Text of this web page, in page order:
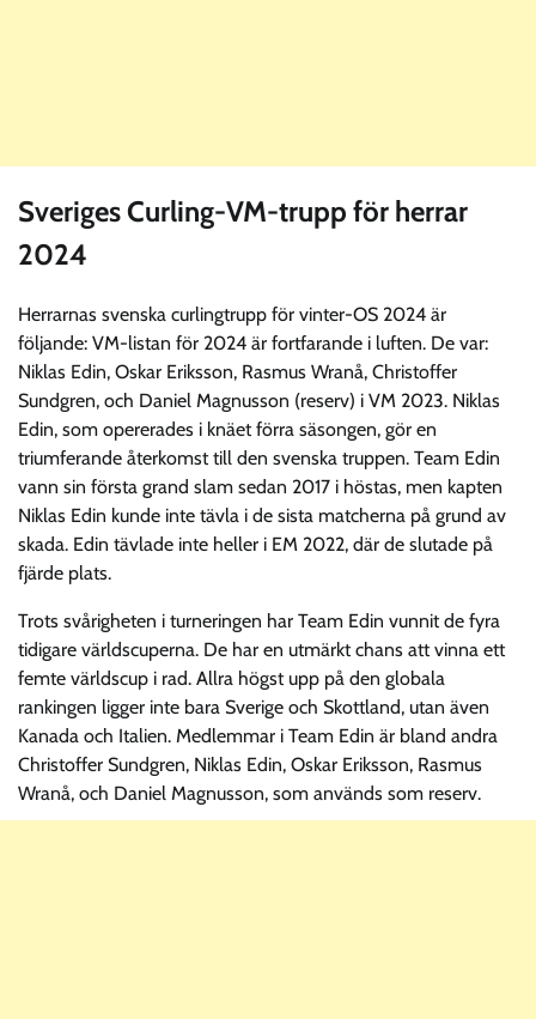
Sveriges Curling-VM-trupp för herrar
2024
Herrarnas svenska curlingtrupp för vinter-OS 2024 är
följande: VM-listan för 2024 är fortfarande i luften. De var:
Niklas Edin, Oskar Eriksson, Rasmus Wranå, Christoffer
Sundgren, och Daniel Magnusson (reserv) i VM 2023. Niklas
Edin, som opererades i knäet förra säsongen, gör en
triumferande återkomst till den svenska truppen. Team Edin
vann sin första grand slam sedan 2017 i höstas, men kapten
Niklas Edin kunde inte tävla i de sista matcherna på grund av
skada. Edin tävlade inte heller i EM 2022, där de slutade på
fjärde plats.
Trots svårigheten i turneringen har Team Edin vunnit de fyra
tidigare världscuperna. De har en utmärkt chans att vinna ett
femte världscup i rad. Allra högst upp på den globala
rankingen ligger inte bara Sverige och Skottland, utan även
Kanada och Italien. Medlemmar i Team Edin är bland andra
Christoffer Sundgren, Niklas Edin, Oskar Eriksson, Rasmus
Wranå, och Daniel Magnusson, som används som reserv.